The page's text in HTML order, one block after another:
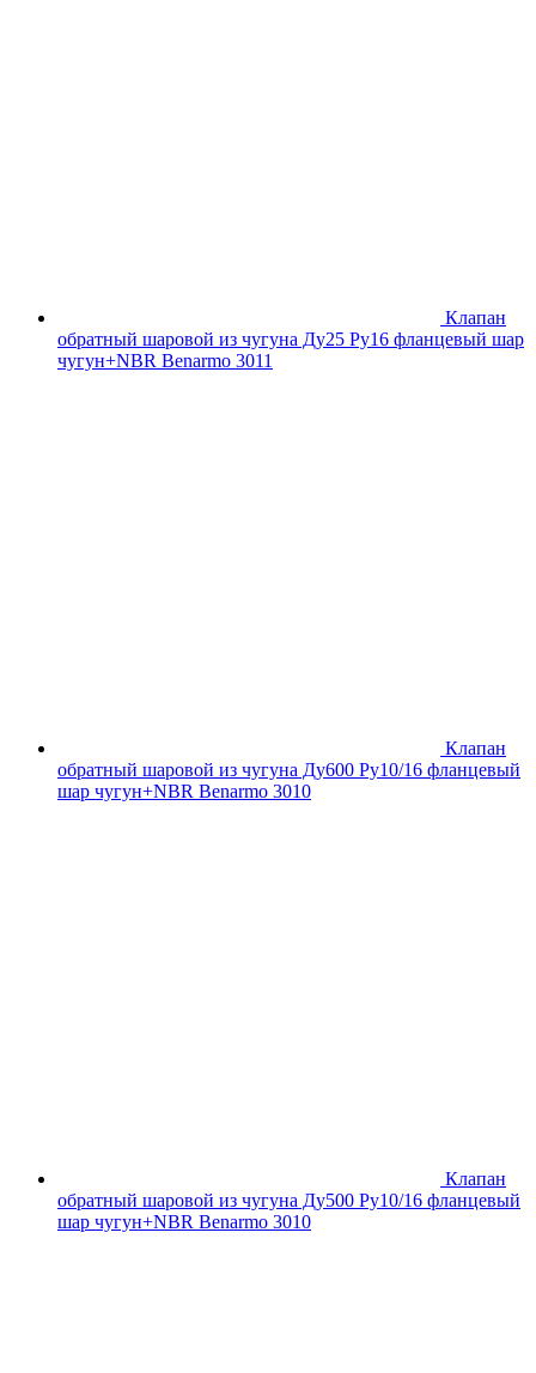
Клапан
обратный шаровой из чугуна Ду25 Ру16 фланцевый шар
чугун+NBR Benarmo 3011
Клапан
обратный шаровой из чугуна Ду600 Ру10/16 фланцевый
шар чугун+NBR Benarmo 3010
Клапан
обратный шаровой из чугуна Ду500 Ру10/16 фланцевый
шар чугун+NBR Benarmo 3010